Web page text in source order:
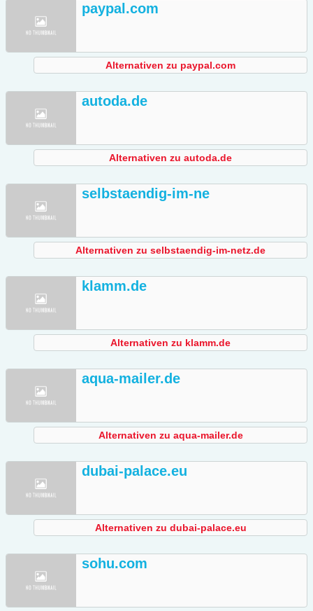
paypal.com
Alternativen zu paypal.com
autoda.de
Alternativen zu autoda.de
selbstaendig-im-ne
Alternativen zu selbstaendig-im-netz.de
klamm.de
Alternativen zu klamm.de
aqua-mailer.de
Alternativen zu aqua-mailer.de
dubai-palace.eu
Alternativen zu dubai-palace.eu
sohu.com